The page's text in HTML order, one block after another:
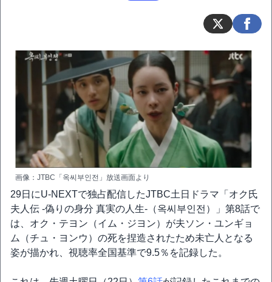
画像：JTBC「옥씨부인전」放送画面より
29日にU-NEXTで独占配信したJTBC土日ドラマ「オク氏
夫人伝 -偽りの身分 真実の人生-（옥씨부인전）」第8話で
は、オク・テヨン（イム・ジヨン）が夫ソン・ユンギョ
ム（チュ・ヨンウ）の死を捏造されたため未亡人となる
姿が描かれ、視聴率全国基準で9.5％を記録した。